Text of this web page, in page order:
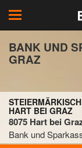
Toggle
navigation
BANK UND
GRAZ
HART BEI GRAZ
8075 Hart bei
Bank und